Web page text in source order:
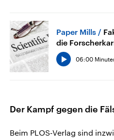
Paper Mills
die
06:00
Der Kampf gegen die
Beim PLOS-Verlag sind